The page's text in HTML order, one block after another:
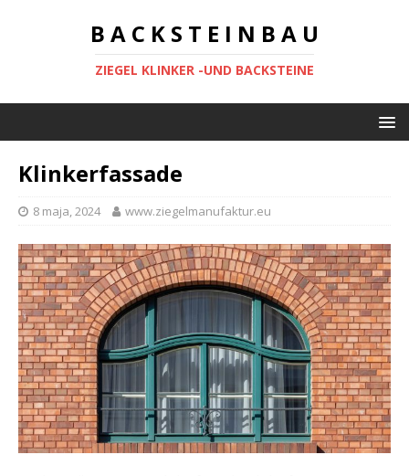
B A C K S T E I N B A U
ZIEGEL KLINKER -UND BACKSTEINE
Klinkerfassade
8 maja, 2024 www.ziegelmanufaktur.eu